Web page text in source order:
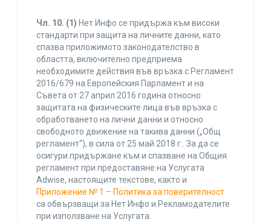
Чл. 10. (1) Нет Инфо се придържа към високи
стандарти при защита на личните данни, като
спазва приложимото законодателство в
областта, включително предприема
необходимите действия във връзка с Регламент
2016/679 на Европейския Парламент и на
Съвета от 27 април 2016 година относно
защитата на физическите лица във връзка с
обработването на лични данни и относно
свободното движение на такива данни („Общ
регламент“), в сила от 25 май 2018 г.. За да се
осигури придържане към и спазване на Общия
регламент при предоставяне на Услугата
Adwise, настоящите текстове, както и
Приложение № 1 – Политика за поверителност
са обвързващи за Нет Инфо и Рекламодателите
при използване на Услугата.